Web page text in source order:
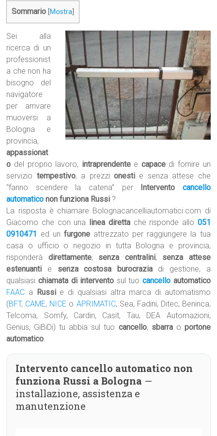
Sommario Mostra
Sei alla
ricerca di un
professionist
a che non ha
bisogno del
navigatore
per arrivare
muoversi a
Bologna e
provincia,
appassionat
o del proprio lavoro, intraprendentee capacedi fornire un
servizio tempestivo, a prezzi onesti e senza attese che
“fanno scendere la catena” per
Intervento cancello
automatico non funziona Russi ?
La risposta è chiamare Bolognacancelliautomatici.com di
Giacomo che con una
linea direttache risponde allo 051
0910471
ed un furgoneattrezzato per raggiungere la tua
casa o ufficio o negozio in tutta Bologna e provincia,
risponderà direttamente, senza centralini, senza attese
estenuanti e senza costosa burocraziadi gestione, a
qualsiasichiamata di intervento sul tuo cancelloautomatico
FAAC a Russi e di qualsiasi altra marca di automatismo
(BFT, CAME, NICE o APRIMATIC, Sea, Fadini, Ditec, Beninca,
Telcoma, Somfy, Cardin, Casit, Tau, DEA Automazioni,
Genius, GiBiDi) tu abbia sul tuo cancello, sbarrao portone
automatico.
Intervento cancello automatico non
funziona Russi a Bologna —
installazione, assistenza e
manutenzione